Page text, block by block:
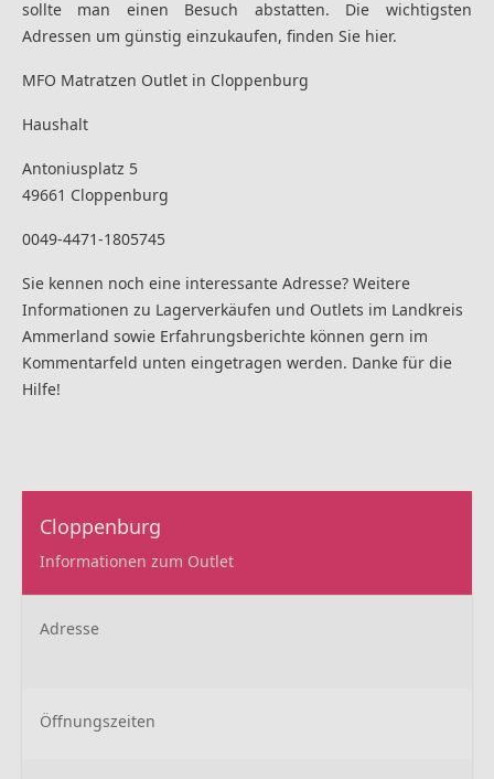
sollte man einen Besuch abstatten. Die wichtigsten
Adressen um günstig einzukaufen, finden Sie hier.
MFO Matratzen Outlet in Cloppenburg
Haushalt
Antoniusplatz 5
49661 Cloppenburg
0049-4471-1805745
Sie kennen noch eine interessante Adresse? Weitere
Informationen zu Lagerverkäufen und Outlets im Landkreis
Ammerland sowie Erfahrungsberichte können gern im
Kommentarfeld unten eingetragen werden. Danke für die
Hilfe!
Cloppenburg
Informationen zum Outlet
Adresse
Öffnungszeiten